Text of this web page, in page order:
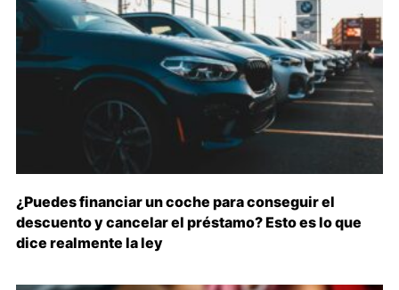
¿Puedes financiar un coche para conseguir el
descuento y cancelar el préstamo? Esto es lo que
dice realmente la ley